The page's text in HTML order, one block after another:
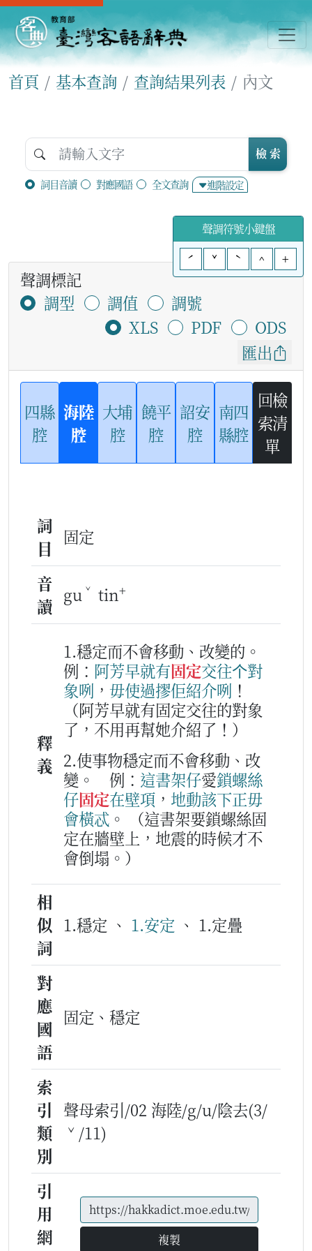
首頁 基本查詢 查詢結果列表 內文
詞目音讀 對應國語 全文查詢 進階設定
檢 索
聲調符號小鍵盤
ˊ
ˇ ˋ ^ +
聲調標記
調型
調值
調號
XLS
PDF
ODS
匯出
四縣
腔
海陸
腔
大埔
腔
饒平
腔
詔安
腔
南四
縣腔
回檢
索清
單
詞
目
固定
音
讀
gu ˇ tin+
釋
義
1.穩定而不會移動、改變的。
例： 阿芳早就有固定交往个對
象咧 ， 毋使過摎佢紹介咧 ！
（阿芳早就有固定交往的對象
了，不用再幫她介紹了！）
2.使事物穩定而不會移動、改
變。
例： 這書架仔愛鎖螺絲
仔固定在壁項 ， 地動該下正毋
會橫忒 。
（這書架要鎖螺絲固
定在牆壁上，地震的時候才不
會倒塌。）
相
似
詞
1.穩定 、 1.安定 、 1.定疊
對
應
國
語
固定、穩定
索
引
類
別
聲母索引/02 海陸/g/u/陰去(3/
ˇ/11)
引
用
網
複製